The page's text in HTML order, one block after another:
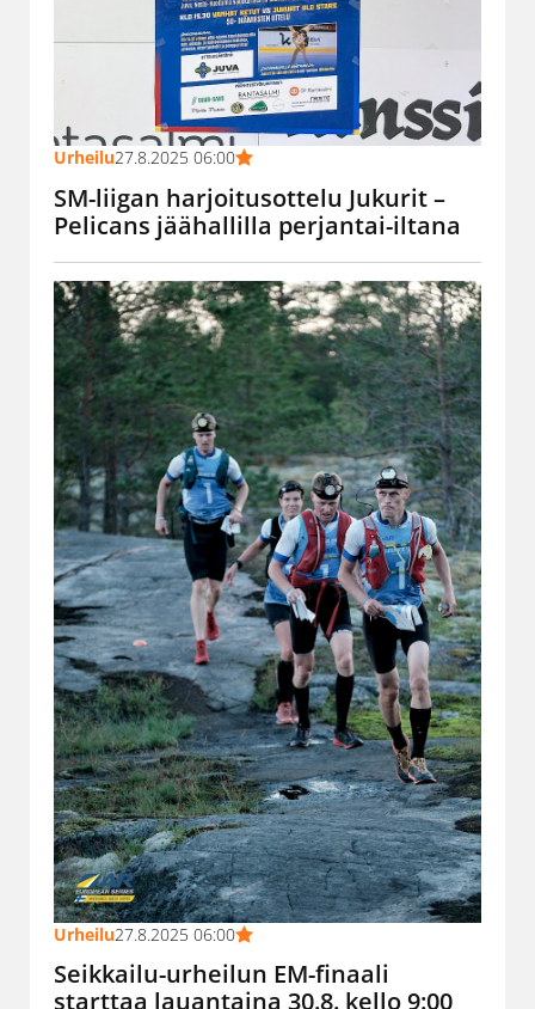
Urheilu27.8.2025 06:00
SM-liigan harjoitusottelu Jukurit –
Pelicans jäähallilla perjantai-iltana
Urheilu27.8.2025 06:00
Seikkailu-urheilun EM-finaali
starttaa lauantaina 30.8. kello 9:00